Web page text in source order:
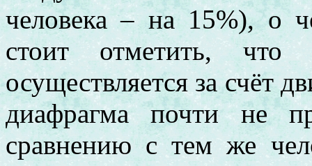
человека – на 15%), о
стоит отметить, что
осуществляется за счёт
диафрагма почти не
сравнению с тем же